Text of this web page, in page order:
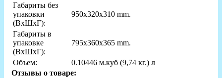
Габариты без
упаковки
(ВxШxГ):
950x320x310 mm.
Габариты в
упаковке
(ВxШxГ):
795x360x365 mm.
Объем:
0.10446 м.куб (9,74 кг.) л
Отзывы о товаре: